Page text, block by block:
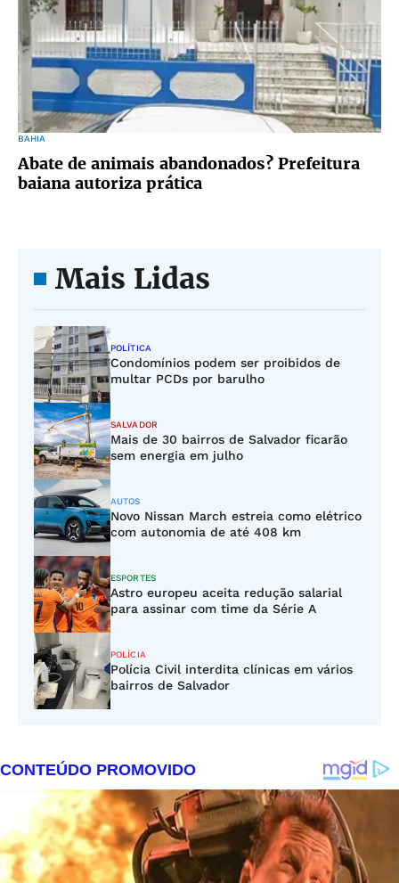
BAHIA
Abate de animais abandonados? Prefeitura
baiana autoriza prática
Mais Lidas
POLÍTICA
Condomínios podem ser proibidos de
multar PCDs por barulho
SALVADOR
Mais de 30 bairros de Salvador ficarão
sem energia em julho
AUTOS
Novo Nissan March estreia como elétrico
com autonomia de até 408 km
ESPORTES
Astro europeu aceita redução salarial
para assinar com time da Série A
POLÍCIA
Polícia Civil interdita clínicas em vários
bairros de Salvador